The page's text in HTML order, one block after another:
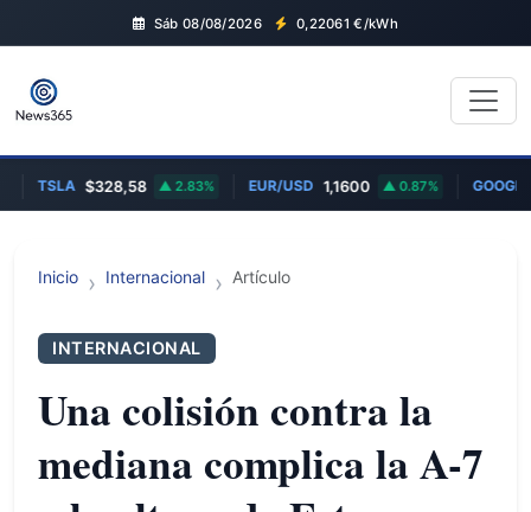
Sáb 08/08/2026 0,22061 €/kWh
TSLA $328,58 2.83% EUR/USD 1,1600 0.87% GOOGL
Inicio Internacional Artículo
INTERNACIONAL
Una colisión contra la
mediana complica la A-7